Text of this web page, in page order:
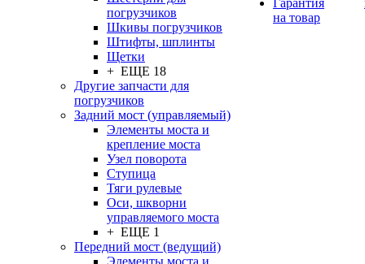
погрузчиков
Шкивы погрузчиков
Штифты, шплинты
Щетки
+ ЕЩЕ 18
Другие запчасти для
погрузчиков
Задний мост (управляемый)
Элементы моста и
крепление моста
Узел поворота
Ступица
Тяги рулевые
Оси, шкворни
управляемого моста
+ ЕЩЕ 1
Передний мост (ведущий)
Элементы моста и
Гарантия
на товар